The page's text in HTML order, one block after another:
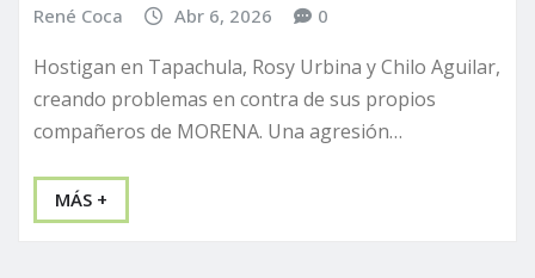
René Coca Abr 6, 2026 0
Hostigan en Tapachula, Rosy Urbina y Chilo Aguilar,
creando problemas en contra de sus propios
compañeros de MORENA. Una agresión…
MÁS +